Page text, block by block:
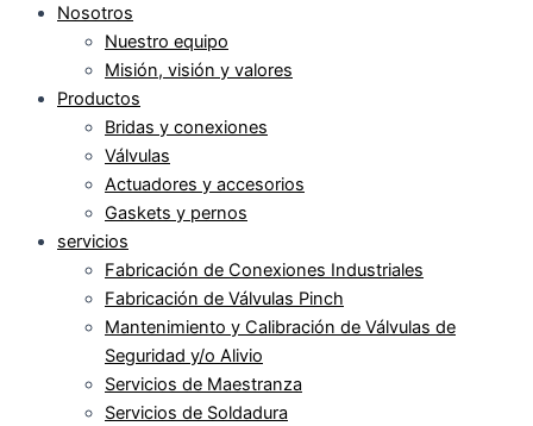
Nosotros
Nuestro equipo
Misión, visión y valores
Productos
Bridas y conexiones
Válvulas
Actuadores y accesorios
Gaskets y pernos
servicios
Fabricación de Conexiones Industriales
Fabricación de Válvulas Pinch
Mantenimiento y Calibración de Válvulas de
Seguridad y/o Alivio
Servicios de Maestranza
Servicios de Soldadura